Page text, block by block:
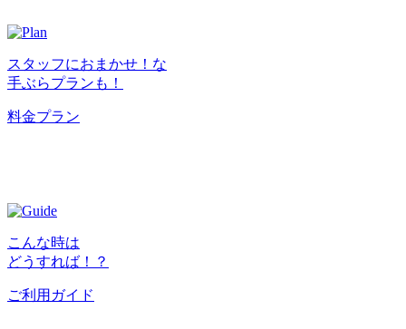
スタッフにおまかせ！な
手ぶらプランも！
料金プラン
こんな時は
どうすれば！？
ご利用ガイド